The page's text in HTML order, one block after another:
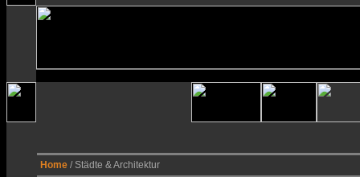
Home / Städte & Architektur